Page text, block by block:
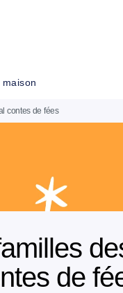
maison
contes de fées
de